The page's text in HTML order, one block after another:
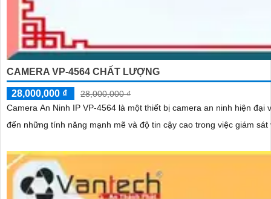
CAMERA VP-4564 CHẤT LƯỢNG
28,000,000 ₫
28,000,000 ₫
Camera An Ninh IP VP-4564 là một thiết bị camera an ninh hiện đại và ưu việt của VP-Technology. Được
đến những tính năng mạnh mẽ và độ tin cậy cao trong việc giám sát